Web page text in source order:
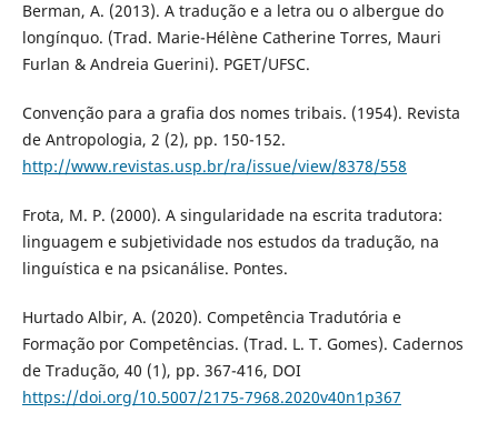
Berman, A. (2013). A tradução e a letra ou o albergue do
longínquo. (Trad. Marie-Hélène Catherine Torres, Mauri
Furlan & Andreia Guerini). PGET/UFSC.
Convenção para a grafia dos nomes tribais. (1954). Revista
de Antropologia, 2 (2), pp. 150-152.
http://www.revistas.usp.br/ra/issue/view/8378/558
Frota, M. P. (2000). A singularidade na escrita tradutora:
linguagem e subjetividade nos estudos da tradução, na
linguística e na psicanálise. Pontes.
Hurtado Albir, A. (2020). Competência Tradutória e
Formação por Competências. (Trad. L. T. Gomes). Cadernos
de Tradução, 40 (1), pp. 367-416, DOI
https://doi.org/10.5007/2175-7968.2020v40n1p367